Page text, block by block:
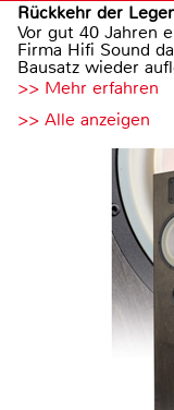
Rückkehr der
Vor gut 40 Jahren
Firma Hifi Sound
Bausatz wieder
>> Mehr erfahren
>> Alle anzeigen